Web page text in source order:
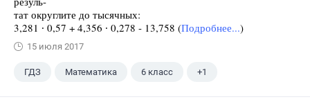
тат округлите до тысячных:
3,281 ∙ 0,57 + 4,356 ∙ 0,278 - 13,758 (Подробнее...)
15 июля 2017
ГДЗ Математика 6 класс +1